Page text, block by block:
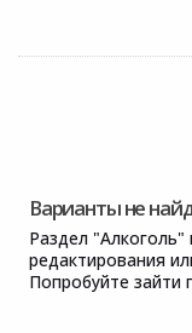
Варианты не
Раздел
редактирования
Попробуйте зайти